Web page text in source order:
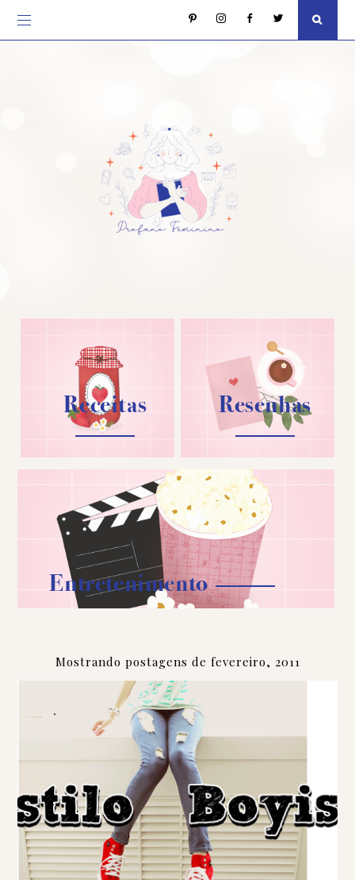
Receitas Resenhas
Entretenimento
Mostrando postagens de fevereiro, 2011